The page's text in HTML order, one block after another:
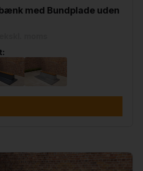
med Bundplade uden